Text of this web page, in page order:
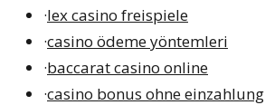
·lex casino freispiele
·casino ödeme yöntemleri
·baccarat casino online
·casino bonus ohne einzahlung